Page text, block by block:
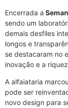
Encerrada a
sendo um
demais desfiles
longos e
se destacaram no
inovação e a
A alfaiataria
pode ser
novo design para